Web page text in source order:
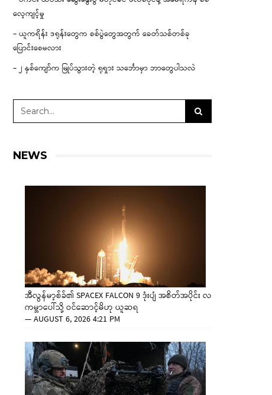
လေ့ကျင့်မှု
– ယူကရိန်း ဒရုန်းတွေက စစ်ပွဲတွေအတွက် ခေတ်သစ်တစ်ခု
ပြောင်းစေမလား
– ၂ နှစ်ကျော်က မြုပ်သွားတဲ့ ရုရှား သင်္ဘောမှာ ဘာတွေပါသလဲ
NEWS
အီလွန်မာ့စ်ခ်၏ SPACEX FALCON 9 ဒုံးပျံ အစိတ်အပိုင်း လ
ကမ္ဘာပေါ်သို့ ဝင်ဆောင့်မိဟု ယူဆရ
—AUGUST 6, 2026 4:21 PM